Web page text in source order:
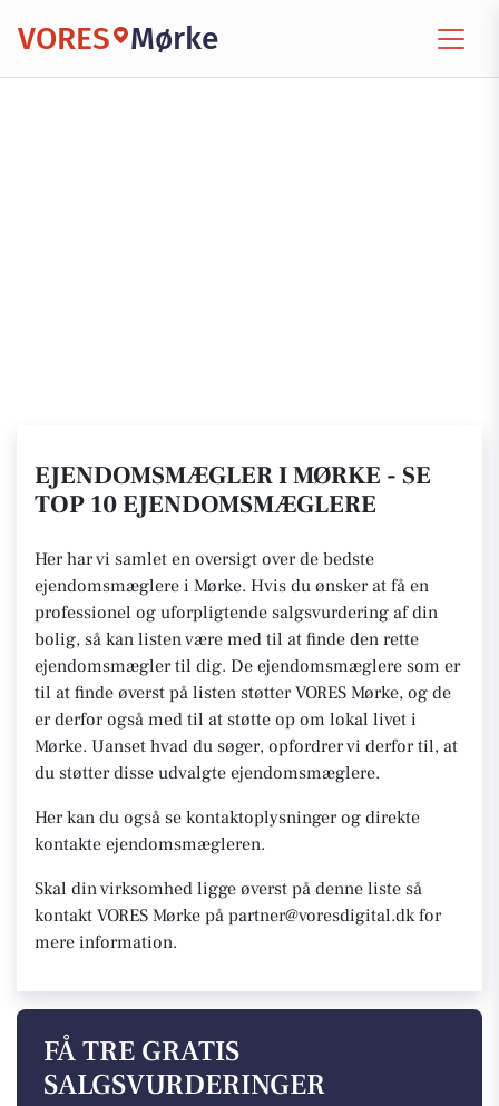
VORES Mørke
EJENDOMSMÆGLER I MØRKE - SE
TOP 10 EJENDOMSMÆGLERE
Her har vi samlet en oversigt over de bedste
ejendomsmæglere i Mørke. Hvis du ønsker at få en
professionel og uforpligtende salgsvurdering af din
bolig, så kan listen være med til at finde den rette
ejendomsmægler til dig. De ejendomsmæglere som er
til at finde øverst på listen støtter VORES Mørke, og de
er derfor også med til at støtte op om lokal livet i
Mørke. Uanset hvad du søger, opfordrer vi derfor til, at
du støtter disse udvalgte ejendomsmæglere.
Her kan du også se kontaktoplysninger og direkte
kontakte ejendomsmægleren.
Skal din virksomhed ligge øverst på denne liste så
kontakt VORES Mørke på partner@voresdigital.dk for
mere information.
FÅ TRE GRATIS
SALGSVURDERINGER